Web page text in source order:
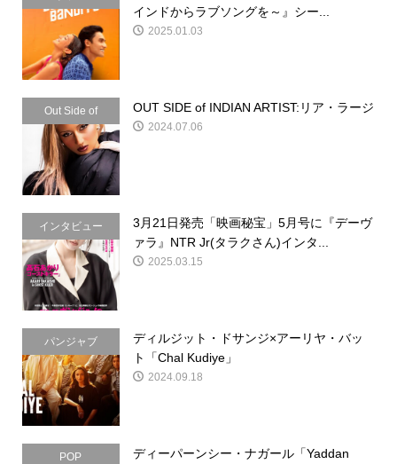
インドからラブソングを～』シー...
2025.01.03
Out Side of
Indian
OUT SIDE of INDIAN ARTIST:リア・ラージ
2024.07.06
インタビュー
3月21日発売「映画秘宝」5月号に『デーヴ
ァラ』NTR Jr(タラクさん)インタ...
2025.03.15
パンジャブ
ディルジット・ドサンジ×アーリヤ・バッ
ト「Chal Kudiye」
2024.09.18
POP
ディーパーンシー・ナガール「Yaddan